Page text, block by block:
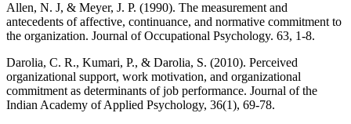
Allen, N. J, & Meyer, J. P. (1990). The measurement and
antecedents of affective, continuance, and normative commitment to
the organization. Journal of Occupational Psychology. 63, 1-8.
Darolia, C. R., Kumari, P., & Darolia, S. (2010). Perceived
organizational support, work motivation, and organizational
commitment as determinants of job performance. Journal of the
Indian Academy of Applied Psychology, 36(1), 69-78.